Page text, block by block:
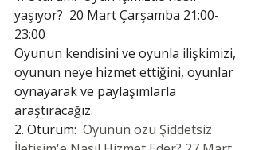
yaşıyor?  20 Mart Çarşamba 21:00-
23:00
Oyunun kendisini ve oyunla ilişkimizi,
oyunun neye hizmet ettiğini, oyunlar
oynayarak ve paylaşımlarla
araştıracağız.
2. Oturum: Oyunun özü Şiddetsiz